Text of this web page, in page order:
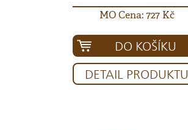
MO Cena: 727 Kč
DO KOŠÍKU
DETAIL PRODUKTU